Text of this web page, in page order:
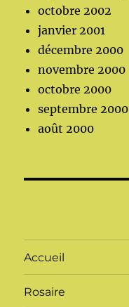
octobre 2002
janvier 2001
décembre 2000
novembre 2000
octobre 2000
septembre 2000
août 2000
Accueil
Rosaire